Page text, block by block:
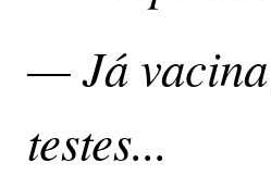
— Já vacina
testes...